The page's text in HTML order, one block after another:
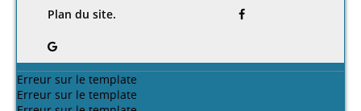
(1 - 3 / 3)